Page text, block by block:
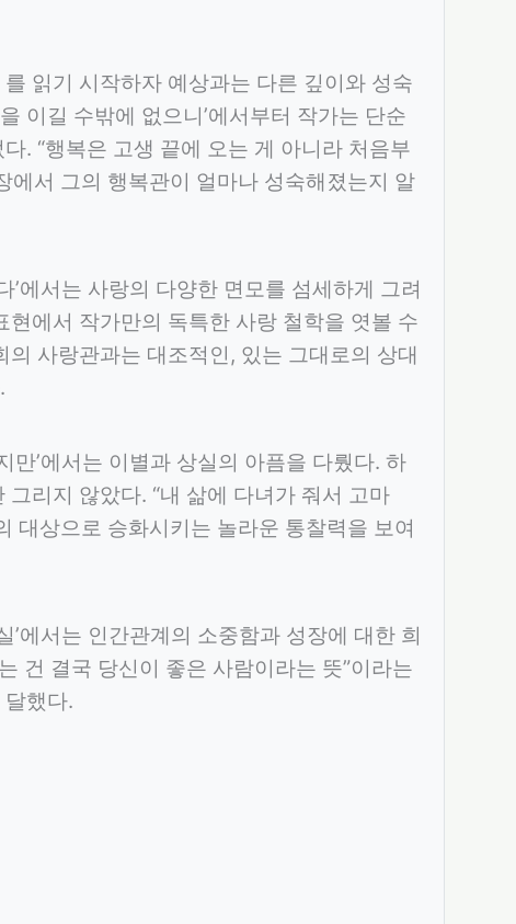
읽기 시작하자 예상과는 다른 깊이와 성숙
이길 수밖에 없으니’에서부터 작가는 단순
. “행복은 고생 끝에 오는 게 아니라 처음부
에서 그의 행복관이 얼마나 성숙해졌는지 알
’에서는 사랑의 다양한 면모를 섬세하게 그려
현에서 작가만의 독특한 사랑 철학을 엿볼 수
사랑관과는 대조적인, 있는 그대로의 상대
만’에서는 이별과 상실의 아픔을 다뤘다. 하
리지 않았다. “내 삶에 다녀가 줘서 고마
대상으로 승화시키는 놀라운 통찰력을 보여
’에서는 인간관계의 소중함과 성장에 대한 희
건 결국 당신이 좋은 사람이라는 뜻”이라는
했다.